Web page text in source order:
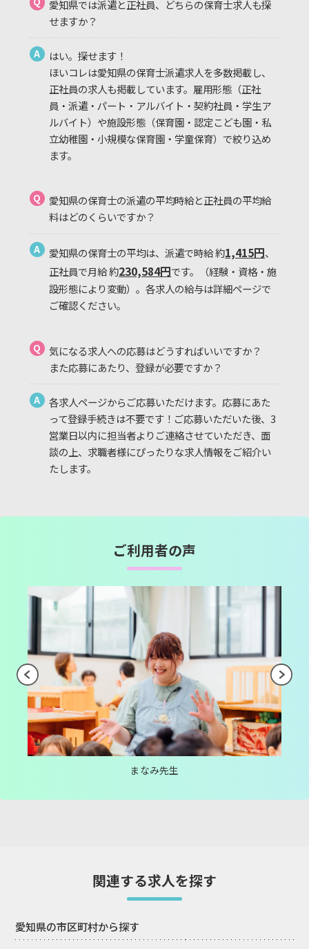
愛知県では派遣と正社員、どちらの保育士求人も探
せますか？
A
はい。探せます！
ほいコレは愛知県の保育士派遣求人を多数掲載し、
正社員の求人も掲載しています。雇用形態（正社
員・派遣・パート・アルバイト・契約社員・学生ア
ルバイト）や施設形態（保育園・認定こども園・私
立幼稚園・小規模な保育園・学童保育）で絞り込め
ます。
Q
愛知県の保育士の派遣の平均時給と正社員の平均給
料はどのくらいですか？
A 愛知県の保育士の平均は、派遣で時給 約1,415円、
正社員で月給 約230,584円です。（経験・資格・施
設形態により変動）。各求人の給与は詳細ページで
ご確認ください。
Q
気になる求人への応募はどうすればいいですか？
また応募にあたり、登録が必要ですか？
A
各求人ページからご応募いただけます。応募にあた
って登録手続きは不要です！ご応募いただいた後、3
営業日以内に担当者よりご連絡させていただき、面
談の上、求職者様にぴったりな求人情報をご紹介い
たします。
ご利用者の声
まなみ先生
関連する求人を探す
愛知県の市区町村から探す